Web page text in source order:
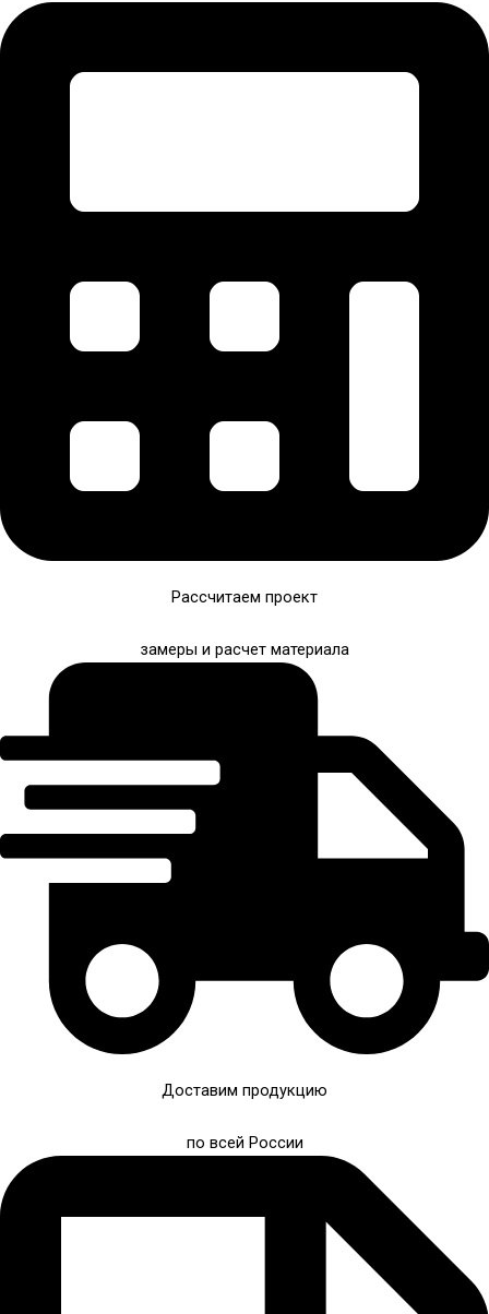
Рассчитаем проект
замеры и расчет материала
Доставим продукцию
по всей России